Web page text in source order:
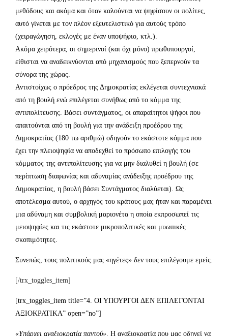
μεθόδους και ακόμα και όταν καλούνται να ψηφίσουν οι πολίτες,
αυτό γίνεται με τον πλέον εξευτελιστικό για αυτούς τρόπο
(χειραγώγηση, εκλογές με έναν υποψήφιο, κτλ.).
Ακόμα χειρότερα, οι σημερινοί (και όχι μόνο) πρωθυπουργοί,
είθισται να αναδεικνύονται από μηχανισμούς που ξεπερνούν τα
σύνορα της χώρας.
Αντιστοίχως ο πρόεδρος της Δημοκρατίας εκλέγεται συντεχνιακά
από τη βουλή ενώ επιλέγεται συνήθως από το κόμμα της
αντιπολίτευσης. Βάσει συντάγματος, οι απαραίτητοι ψήφοι που
απαιτούνται από τη βουλή για την ανάδειξη προέδρου της
Δημοκρατίας (180 τω αριθμώ) οδηγούν το εκάστοτε κόμμα που
έχει την πλειοψηφία να αποδεχθεί το πρόσωπο επιλογής του
κόμματος της αντιπολίτευσης για να μην διαλυθεί η βουλή (σε
περίπτωση διαφωνίας και αδυναμίας ανάδειξης προέδρου της
Δημοκρατίας, η βουλή βάσει Συντάγματος διαλύεται). Ως
αποτέλεσμα αυτού, ο αρχηγός του κράτους μας ήταν και παραμένει
μια αδύναμη και συμβολική μαριονέτα η οποία εκπροσωπεί τις
μειοψηφίες και τις εκάστοτε μικροπολιτικές και μυωπικές
σκοπιμότητες.
Συνεπώς, τους πολιτικούς μας «ηγέτες» δεν τους επιλέγουμε εμείς.
[/trx_toggles_item]
[trx_toggles_item title=”4. ΟΙ ΥΠΟΥΡΓΟΙ ΔΕΝ ΕΠΙΛΕΓΟΝΤΑΙ
ΑΞΙΟΚΡΑΤΙΚΑ” open=”no”]
«Υπάρχει αναξιοκρατία παντού» . Η αναξιοκρατία που μας οδηγεί να